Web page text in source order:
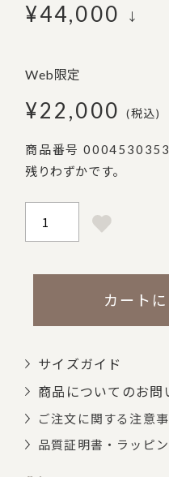
¥44,000 ↓
Web限定
¥22,000 税込
商品番号 0004530353
残りわずかです。
カート
サイズガイド
商品についてのお問
ご注文に関する注意
品質証明書・ラッピ